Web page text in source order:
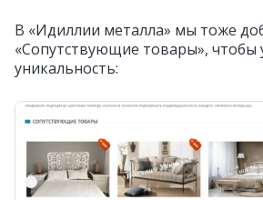
В «Идиллии металла» мы тоже
«Сопутствующие товары», чтобы
уникальность: